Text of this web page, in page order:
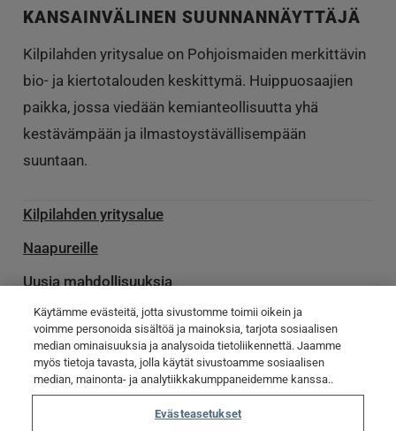
KANSAINVÄLINEN SUUNNANNÄYTTÄJÄ
Kilpilahden yritysalue on Pohjoismaiden merkittävin
bio- ja kiertotalouden keskittymä. Huippuosaajien
paikka, jossa viedään kemianteollisuutta yhä
kestävämpään ja ilmastoystävällisempään
suuntaan.
Kilpilahden yritysalue
Naapureille
Uusia mahdollisuuksia
Palvelu­toimittajille
Ota yhteyttä
Poikkeamatiedotteet
Käytämme evästeitä, jotta sivustomme toimii oikein ja
voimme personoida sisältöä ja mainoksia, tarjota sosiaalisen
median ominaisuuksia ja analysoida tietoliikennettä. Jaamme
myös tietoja tavasta, jolla käytät sivustoamme sosiaalisen
median, mainonta- ja analytiikkakumppaneidemme kanssa..
Evästeasetukset